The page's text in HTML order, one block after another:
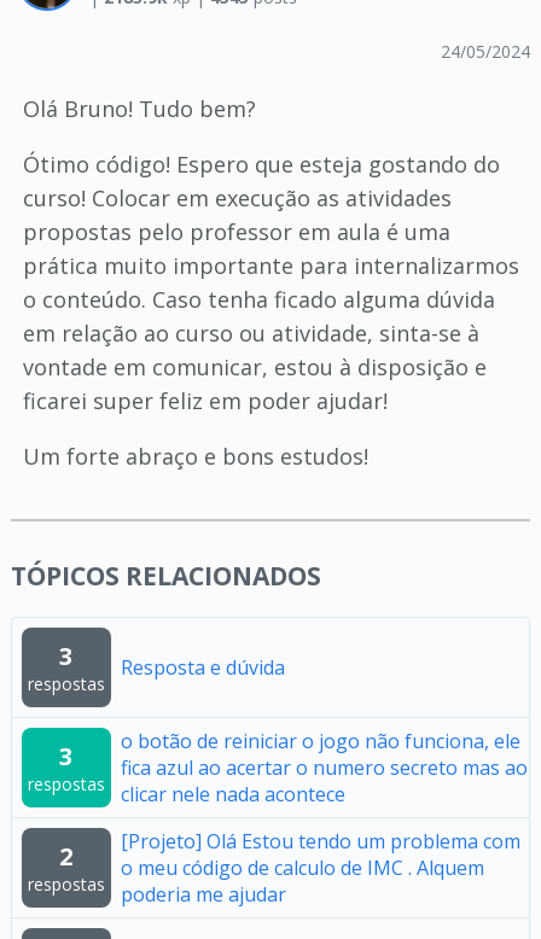
24/05/2024
Olá Bruno! Tudo bem?
Ótimo código! Espero que esteja gostando do
curso! Colocar em execução as atividades
propostas pelo professor em aula é uma
prática muito importante para internalizarmos
o conteúdo. Caso tenha ficado alguma dúvida
em relação ao curso ou atividade, sinta-se à
vontade em comunicar, estou à disposição e
ficarei super feliz em poder ajudar!
Um forte abraço e bons estudos!
TÓPICOS RELACIONADOS
3
respostas
Resposta e dúvida
3
respostas
o botão de reiniciar o jogo não funciona, ele
fica azul ao acertar o numero secreto mas ao
clicar nele nada acontece
2
respostas
[Projeto] Olá Estou tendo um problema com
o meu código de calculo de IMC . Alquem
poderia me ajudar